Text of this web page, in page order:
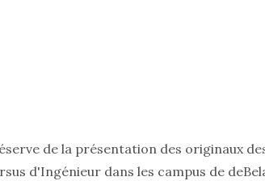
de la présentation des originaux
d'Ingénieur dans les campus de